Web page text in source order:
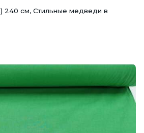
240 см, Стильные медведи в